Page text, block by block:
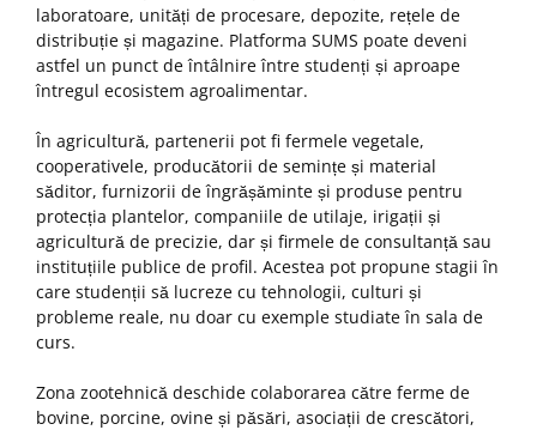
laboratoare, unități de procesare, depozite, rețele de
distribuție și magazine. Platforma SUMS poate deveni
astfel un punct de întâlnire între studenți și aproape
întregul ecosistem agroalimentar.
În agricultură, partenerii pot fi fermele vegetale,
cooperativele, producătorii de semințe și material
săditor, furnizorii de îngrășăminte și produse pentru
protecția plantelor, companiile de utilaje, irigații și
agricultură de precizie, dar și firmele de consultanță sau
instituțiile publice de profil. Acestea pot propune stagii în
care studenții să lucreze cu tehnologii, culturi și
probleme reale, nu doar cu exemple studiate în sala de
curs.
Zona zootehnică deschide colaborarea către ferme de
bovine, porcine, ovine și păsări, asociații de crescători,